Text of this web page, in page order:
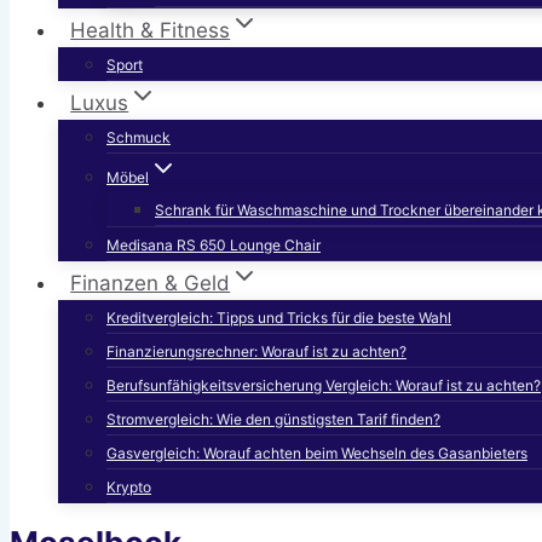
Health & Fitness
Sport
Luxus
Schmuck
Möbel
Schrank für Waschmaschine und Trockner übereinander
Medisana RS 650 Lounge Chair
Finanzen & Geld
Kreditvergleich: Tipps und Tricks für die beste Wahl
Finanzierungsrechner: Worauf ist zu achten?
Berufsunfähigkeitsversicherung Vergleich: Worauf ist zu achten?
Stromvergleich: Wie den günstigsten Tarif finden?
Gasvergleich: Worauf achten beim Wechseln des Gasanbieters
Krypto